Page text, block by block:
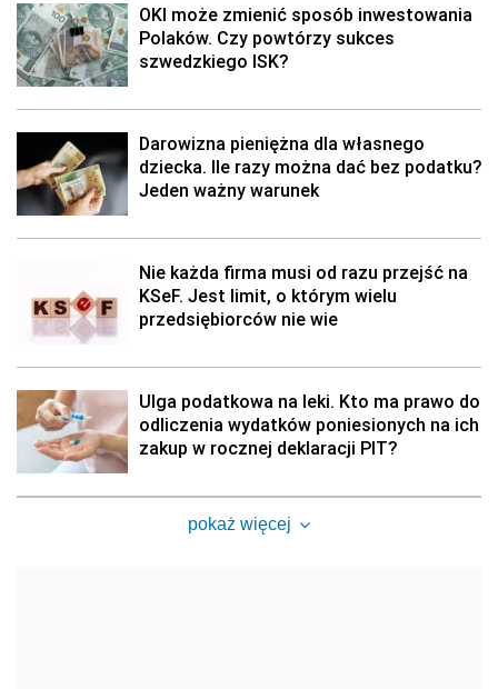
OKI może zmienić sposób inwestowania
Polaków. Czy powtórzy sukces
szwedzkiego ISK?
Darowizna pieniężna dla własnego
dziecka. Ile razy można dać bez podatku?
Jeden ważny warunek
Nie każda firma musi od razu przejść na
KSeF. Jest limit, o którym wielu
przedsiębiorców nie wie
Ulga podatkowa na leki. Kto ma prawo do
odliczenia wydatków poniesionych na ich
zakup w rocznej deklaracji PIT?
pokaż więcej